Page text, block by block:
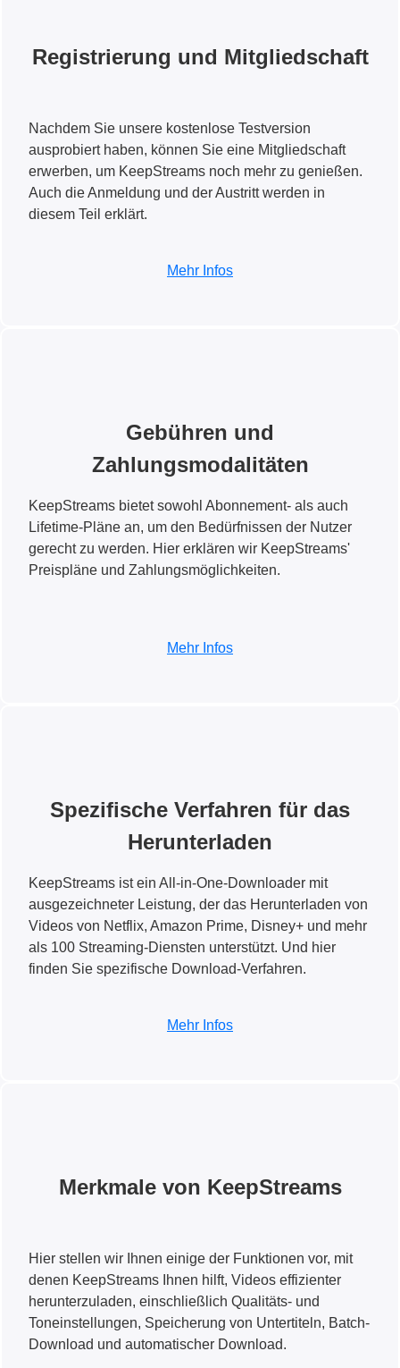
Registrierung und Mitgliedschaft
Nachdem Sie unsere kostenlose Testversion
ausprobiert haben, können Sie eine Mitgliedschaft
erwerben, um KeepStreams noch mehr zu genießen.
Auch die Anmeldung und der Austritt werden in
diesem Teil erklärt.
Mehr Infos
Gebühren und
Zahlungsmodalitäten
KeepStreams bietet sowohl Abonnement- als auch
Lifetime-Pläne an, um den Bedürfnissen der Nutzer
gerecht zu werden. Hier erklären wir KeepStreams'
Preispläne und Zahlungsmöglichkeiten.
Mehr Infos
Spezifische Verfahren für das
Herunterladen
KeepStreams ist ein All-in-One-Downloader mit
ausgezeichneter Leistung, der das Herunterladen von
Videos von Netflix, Amazon Prime, Disney+ und mehr
als 100 Streaming-Diensten unterstützt. Und hier
finden Sie spezifische Download-Verfahren.
Mehr Infos
Merkmale von KeepStreams
Hier stellen wir Ihnen einige der Funktionen vor, mit
denen KeepStreams Ihnen hilft, Videos effizienter
herunterzuladen, einschließlich Qualitäts- und
Toneinstellungen, Speicherung von Untertiteln, Batch-
Download und automatischer Download.